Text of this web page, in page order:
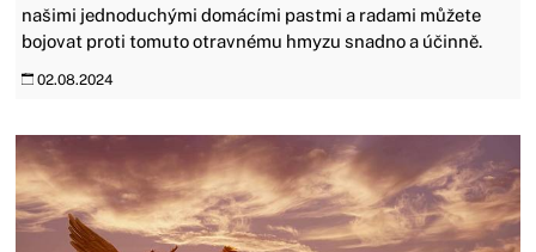
našimi jednoduchými domácími pastmi a radami můžete
bojovat proti tomuto otravnému hmyzu snadno a účinně.
02.08.2024